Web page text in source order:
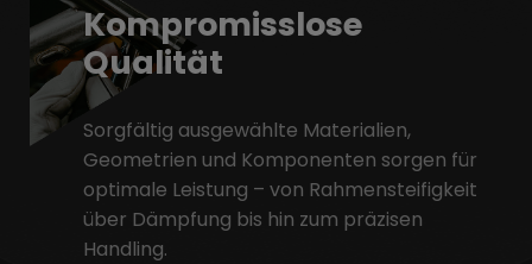
Kompromisslose
Qualität
Sorgfältig ausgewählte Materialien,
Geometrien und Komponenten sorgen für
optimale Leistung – von Rahmensteifigkeit
über Dämpfung bis hin zum präzisen
Handling.